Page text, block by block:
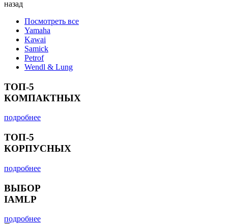
назад
Посмотреть все
Yamaha
Kawai
Samick
Petrof
Wendl & Lung
ТОП-5
КОМПАКТНЫХ
подробнее
ТОП-5
КОРПУСНЫХ
подробнее
ВЫБОР
IAMLP
подробнее